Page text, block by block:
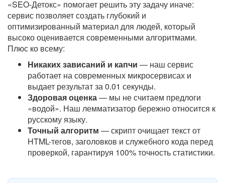
«SEO-Детокс» помогает решить эту задачу иначе:
сервис позволяет создать глубокий и
оптимизированный материал для людей, который
высоко оценивается современными алгоритмами.
Плюс ко всему:
Никаких зависаний и капчи — наш сервис
работает на современных микросервисах и
выдает результат за 0.01 секунды.
Здоровая оценка— мы не считаем предлоги
«водой». Наш лемматизатор бережно относится к
русскому языку.
Точный алгоритм — скрипт очищает текст от
HTML-тегов, заголовков и служебного кода перед
проверкой, гарантируя 100% точность статистики.